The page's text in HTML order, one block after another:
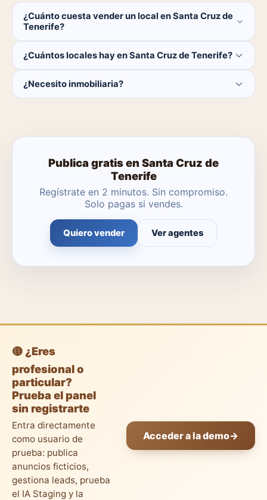
¿Cuánto cuesta vender un local en Santa Cruz de
Tenerife?
cierra la venta.
¿Cuántos locales hay en Santa Cruz de Tenerife?
Tenerife. El catálogo se actualiza a diario.
¿Necesito inmobiliaria?
Publica gratis en Santa Cruz de
Tenerife
Regístrate en 2 minutos. Sin compromiso.
Solo pagas si vendes.
Quiero vender Ver agentes
🟡 ¿Eres
profesional o
particular?
Prueba el panel
sin registrarte
Entra directamente
como usuario de
prueba: publica
anuncios ficticios,
gestiona leads, prueba
el IA Staging y la
Acceder a la demo→